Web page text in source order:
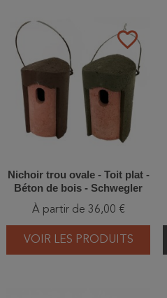
favorite_border
Nichoir trou ovale - Toit plat -
Béton de bois - Schwegler
(1B - 108/5)
À partir de 36,00 €
VOIR LES PRODUITS